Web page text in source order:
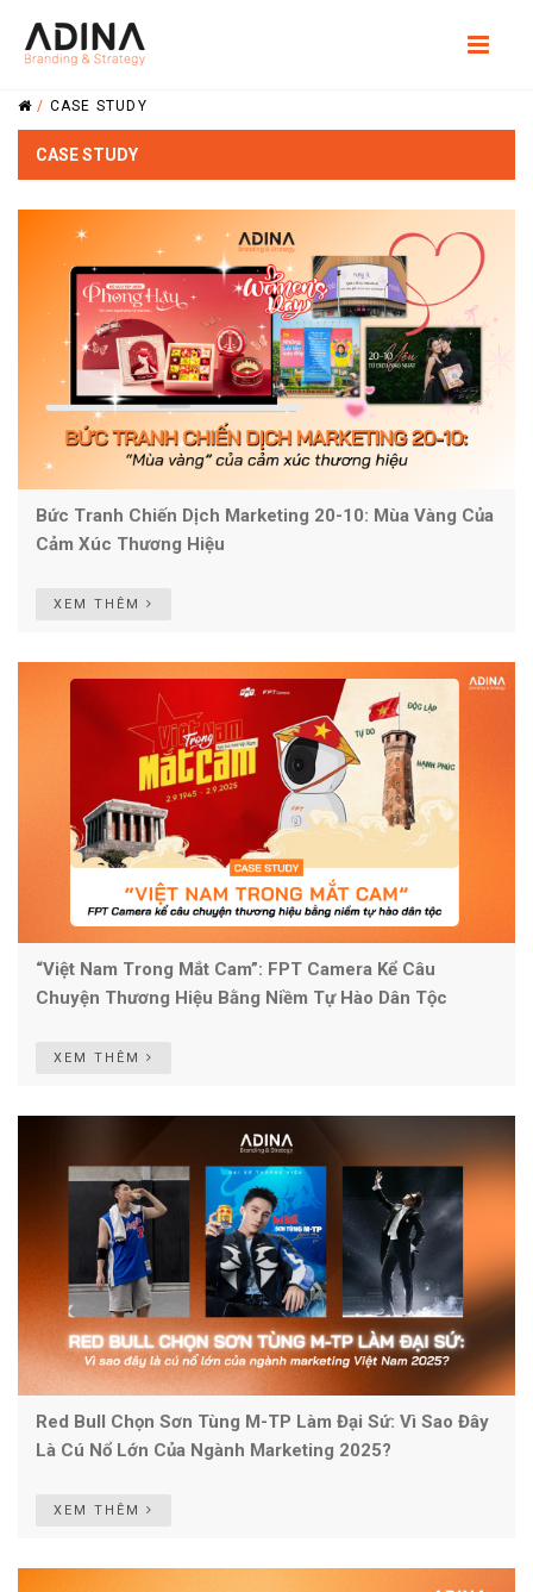
/ CASE STUDY
CASE STUDY
Bức Tranh Chiến Dịch Marketing 20-10: Mùa Vàng Của
Cảm Xúc Thương Hiệu
XEM THÊM
“Việt Nam Trong Mắt Cam”: FPT Camera Kể Câu
Chuyện Thương Hiệu Bằng Niềm Tự Hào Dân Tộc
XEM THÊM
Red Bull Chọn Sơn Tùng M-TP Làm Đại Sứ: Vì Sao Đây
Là Cú Nổ Lớn Của Ngành Marketing 2025?
XEM THÊM